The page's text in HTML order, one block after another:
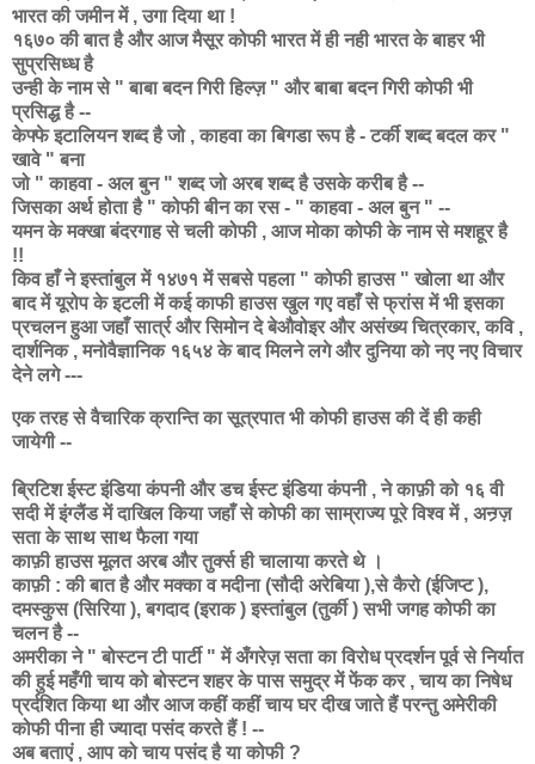
भारत की जमीन में , उगा दिया था !
१६७० की बात है और आज मैसूर कोफी भारत में ही नही भारत के बाहर भी
सुप्रसिध्ध है
उन्ही के नाम से " बाबा बदन गिरी हिल्ज़ " और बाबा बदन गिरी कोफी भी
प्रसिद्ध है --
केफ्फे इटालियन शब्द है जो , काहवा का बिगडा रूप है - टर्की शब्द बदल कर "
खावे " बना
जो " काहवा - अल बुन " शब्द जो अरब शब्द है उसके करीब है --
जिसका अर्थ होता है " कोफी बीन का रस - " काहवा - अल बुन " --
यमन के मक्खा बंदरगाह से चली कोफी , आज मोका कोफी के नाम से मशहूर है
!!
किव हाँ ने इस्तांबुल में १४७१ में सबसे पहला " कोफी हाउस " खोला था और
बाद में यूरोप के इटली में कई काफी हाउस खुल गए वहाँ से फ्रांस में भी इसका
प्रचलन हुआ जहाँ सार्त्र और सिमोन दे बेऔवोइर और असंख्य चित्रकार, कवि ,
दार्शनिक , मनोवैज्ञानिक १६५४ के बाद मिलने लगे और दुनिया को नए नए विचार
देने लगे ---
एक तरह से वैचारिक क्रान्ति का सूत्रपात भी कोफी हाउस की दें ही कही
जायेगी --
ब्रिटिश ईस्ट इंडिया कंपनी और डच ईस्ट इंडिया कंपनी , ने काफ़ी को १६ वी
सदी में इंग्लैंड में दाखिल किया जहाँ से कोफी का साम्राज्य पूरे विश्व में , अन्ग्र्ज़
सता के साथ साथ फैला गया
काफ़ी हाउस मूलत अरब और तुर्क्स ही चालाया करते थे ।
काफ़ी : की बात है और मक्का व मदीना (सौदी अरेबिया ),से कैरो (ईजिप्ट ),
दमस्कुस (सिरिया ), बगदाद (इराक ) इस्तांबुल (तुर्की ) सभी जगह कोफी का
चलन है --
अमरीका ने " बोस्टन टी पार्टी " में अँगरेज़ सता का विरोध प्रदर्शन पूर्व से निर्यात
की हुई महँगी चाय को बोस्टन शहर के पास समुद्र में फेंक कर , चाय का निषेध
प्रर्दशित किया था और आज कहीं कहीं चाय घर दीख जाते हैं परन्तु अमेरीकी
कोफी पीना ही ज्यादा पसंद करते हैं ! --
अब बताएं , आप को चाय पसंद है या कोफी ?